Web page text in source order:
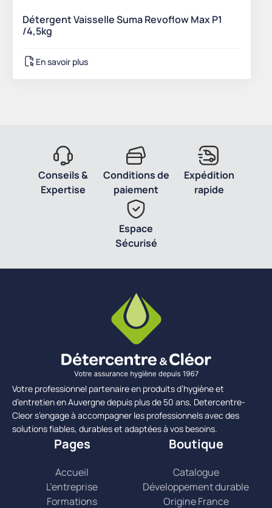
Détergent Vaisselle Suma Revoflow Max P1
/4,5kg
En savoir plus
Conseils &
Expertise
Conditions de
paiement
Expédition
rapide
Espace
Sécurisé
Votre professionnel partenaire en produits d’hygiène et
d’entretien en Auvergne depuis plus de 50 ans, Detercentre-
Cleor s’engage à accompagner les professionnels avec des
solutions fiables, durables et adaptées à vos besoins.
Pages
Accueil
L’entreprise
Formations
Boutique
Catalogue
Développement durable
Origine France